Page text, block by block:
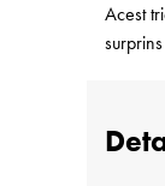
Acest